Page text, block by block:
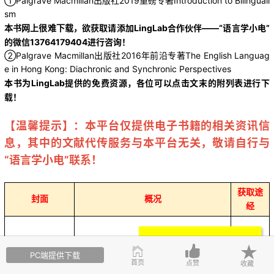
sm
本书网上很难下载，欲获取请添加LingLab合作伙伴——“语言学小电”
的微信13764179404进行咨询！
②Palgrave Macmillan出版社2016年前沿专著The English Languag
e in Hong Kong: Diachronic and Synchronic Perspectives
本书为LingLab提供的免费资源，各位可以点击文末的附列表进行下
载！
【温馨提示】：本平台仅提供电子书籍的相关资讯信
息，其中的文献代传服务与本平台无关，敬请自行与
“语言学小电”联系！
封面 概况
获取途
经
PC端提供下载
首页 点赞 收藏